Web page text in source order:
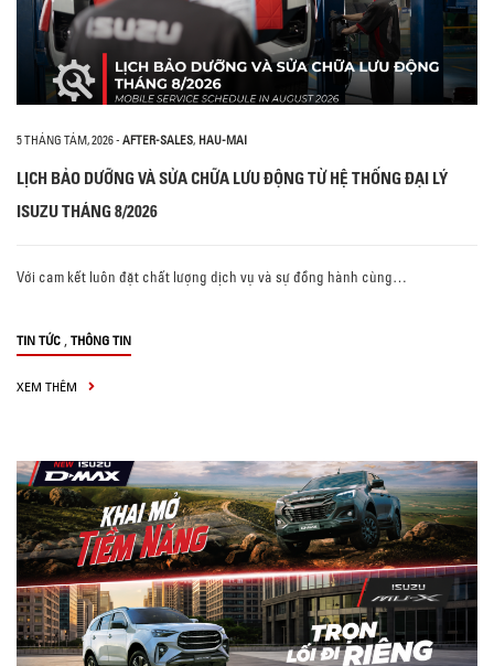
5 THÁNG TÁM, 2026- AFTER-SALES, HAU-MAI
LỊCH BẢO DƯỠNG VÀ SỬA CHỮA LƯU ĐỘNG TỪ HỆ THỐNG ĐẠI LÝ
ISUZU THÁNG 8/2026
Với cam kết luôn đặt chất lượng dịch vụ và sự đồng hành cùng…
TIN TỨC , THÔNG TIN
XEM THÊM